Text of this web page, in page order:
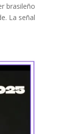
brasileño
La señal